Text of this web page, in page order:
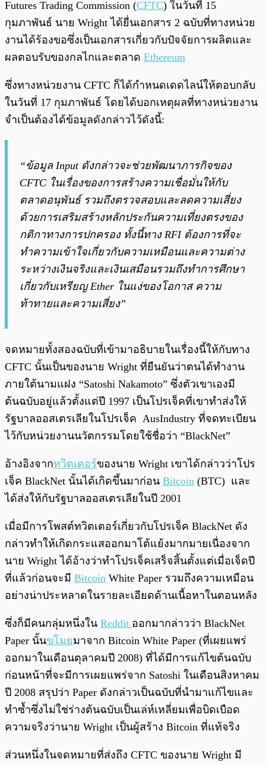
Futures Trading Commission (CFTC) ในวันที่ 15
กุมภาพันธ์ นาย Wright ได้ยื่นเอกสาร 2 ฉบับที่ทางหน่วย
งานได้ร้องขอซึ่งเป็นเอกสารเกี่ยวกับปัจจัยการผลิตและ
ผลตอบรับของกลไกและตลาด Ethereum
ซึ่งทางหน่วยงาน CFTC ก็ได้กำหนดเดดไลน์ให้ตอบกลับ
ในวันที่ 17 กุมภาพันธ์ โดยได้บอกเหตุผลที่ทางหน่วยงาน
จำเป็นต้องได้ข้อมูลดังกล่าวไว้ดังนี้:
“ข้อมูล Input ดังกล่าวจะช่วยพัฒนาภารกิจของ
CFTC ในเรื่องของการสร้างความเชื่อมั่นให้กับ
ตลาดอนุพันธ์ รวมถึงตรวจสอบและลดความเสี่ยง
ด้วยการเสริมสร้างหลักประกันความเที่ยงตรงของ
กติกาทางการปกครอง ทั้งนี้ทาง RFI ต้องการที่จะ
ทำความเข้าใจเกี่ยวกับความเหมือนและความต่าง
ระหว่างเงินจริงและเงินเสมือนรวมถึงทำการศึกษา
เกี่ยวกับเหรียญ Ether ในแง่ของโอกาส ความ
ท้าทายและความเสี่ยง”
จดหมายทั้งสองฉบับที่เข้ามาอธิบายในเรื่องนี้ให้กับทาง
CFTC นั้นเป็นของนาย Wright ที่ยืนยันว่าตนได้ทำงาน
ภายใต้นามแฝง “Satoshi Nakamoto” ซึ่งตัวเขาเองมี
ต้นฉบับอยู่แล้วตั้งแต่ปี 1997 เป็นโปรเจ็คที่เขาทำส่งให้
รัฐบาลออสเตรเลียในโปรเจ็ค AusIndustry ที่จดทะเบียน
ไว้กับหน่วยงานนวัตกรรมโดยใช้ชื่อว่า “BlackNet”
อ้างอิงจากทวิตเตอร์ของนาย Wright เขาได้กล่าวว่าโปร
เจ็ค BlackNet นั้นได้เกิดขึ้นมาก่อน Bitcoin (BTC) และ
ได้ส่งให้กับรัฐบาลออสเตรเลียในปี 2001
เมื่อมีการโพสต์ทวิตเตอร์เกี่ยวกับโปรเจ็ค BlackNet ดัง
กล่าวทำให้เกิดกระแสออกมาโต้แย้งมากมายเนื่องจาก
นาย Wright ได้อ้างว่าทำโปรเจ็คเสร็จสิ้นตั้งแต่เมื่อเจ็ดปี
ที่แล้วก่อนจะมี Bitcoin White Paper รวมถึงความเหมือน
อย่างน่าประหลาดในรายละเอียดด้านเนื้อหาในตอนหลัง
ซึ่งก็มีคนกลุ่มหนึ่งใน Reddit ออกมากล่าวว่า BlackNet
Paper นั้นขโมยมาจาก Bitcoin White Paper (ที่เผยแพร่
ออกมาในเดือนตุลาคมปี 2008) ที่ได้มีการแก้ไขต้นฉบับ
ก่อนหน้าที่จะมีการเผยแพร่จาก Satoshi ในเดือนสิงหาคม
ปี 2008 สรุปว่า Paper ดังกล่าวเป็นฉบับที่นำมาแก้ไขและ
ทำซ้ำซึ่งไม่ใช่ร่างต้นฉบับเป็นเล่ห์เหลี่ยมเพื่อบิดเบือด
ความจริงว่านาย Wright เป็นผู้สร้าง Bitcoin ที่แท้จริง
ส่วนหนึ่งในจดหมายที่ส่งถึง CFTC ของนาย Wright มี